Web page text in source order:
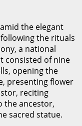
the elegant
the rituals
a national
consisted of nine
opening the
presenting flower
reciting
the ancestor,
sacred statue.